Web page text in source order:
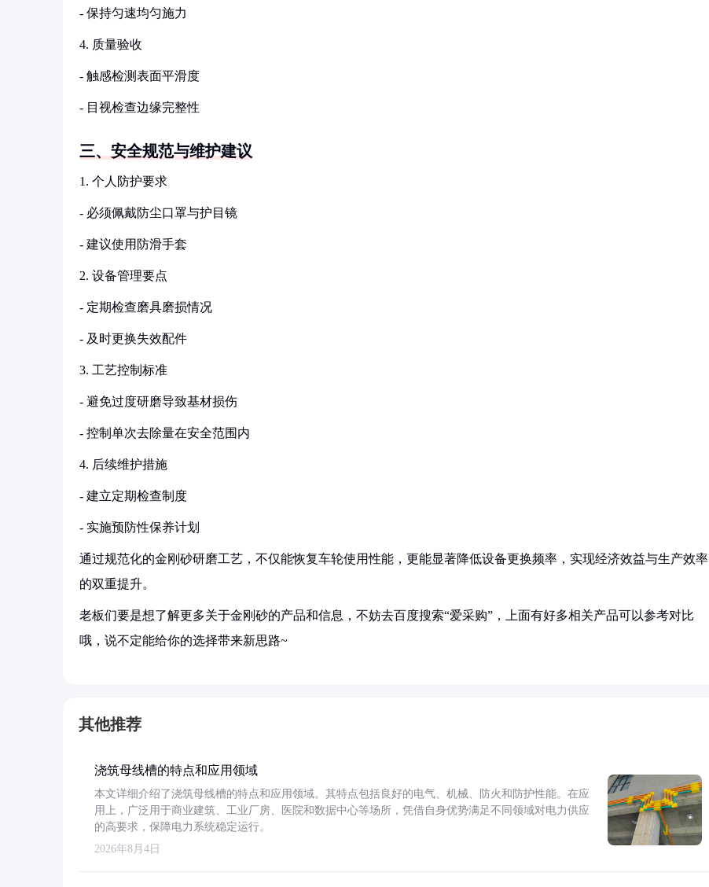
- 保持匀速均匀施力
4. 质量验收
- 触感检测表面平滑度
- 目视检查边缘完整性
三、安全规范与维护建议
1. 个人防护要求
- 必须佩戴防尘口罩与护目镜
- 建议使用防滑手套
2. 设备管理要点
- 定期检查磨具磨损情况
- 及时更换失效配件
3. 工艺控制标准
- 避免过度研磨导致基材损伤
- 控制单次去除量在安全范围内
4. 后续维护措施
- 建立定期检查制度
- 实施预防性保养计划
通过规范化的金刚砂研磨工艺，不仅能恢复车轮使用性能，更能显著降低设备更换频率，实现经济效益与生产效率
的双重提升。
老板们要是想了解更多关于金刚砂的产品和信息，不妨去百度搜索“爱采购”，上面有好多相关产品可以参考对比
哦，说不定能给你的选择带来新思路~
其他推荐
浇筑母线槽的特点和应用领域
本文详细介绍了浇筑母线槽的特点和应用领域。其特点包括良好的电气、机械、防火和防护性能。在应
用上，广泛用于商业建筑、工业厂房、医院和数据中心等场所，凭借自身优势满足不同领域对电力供应
的高要求，保障电力系统稳定运行。
2026年8月4日